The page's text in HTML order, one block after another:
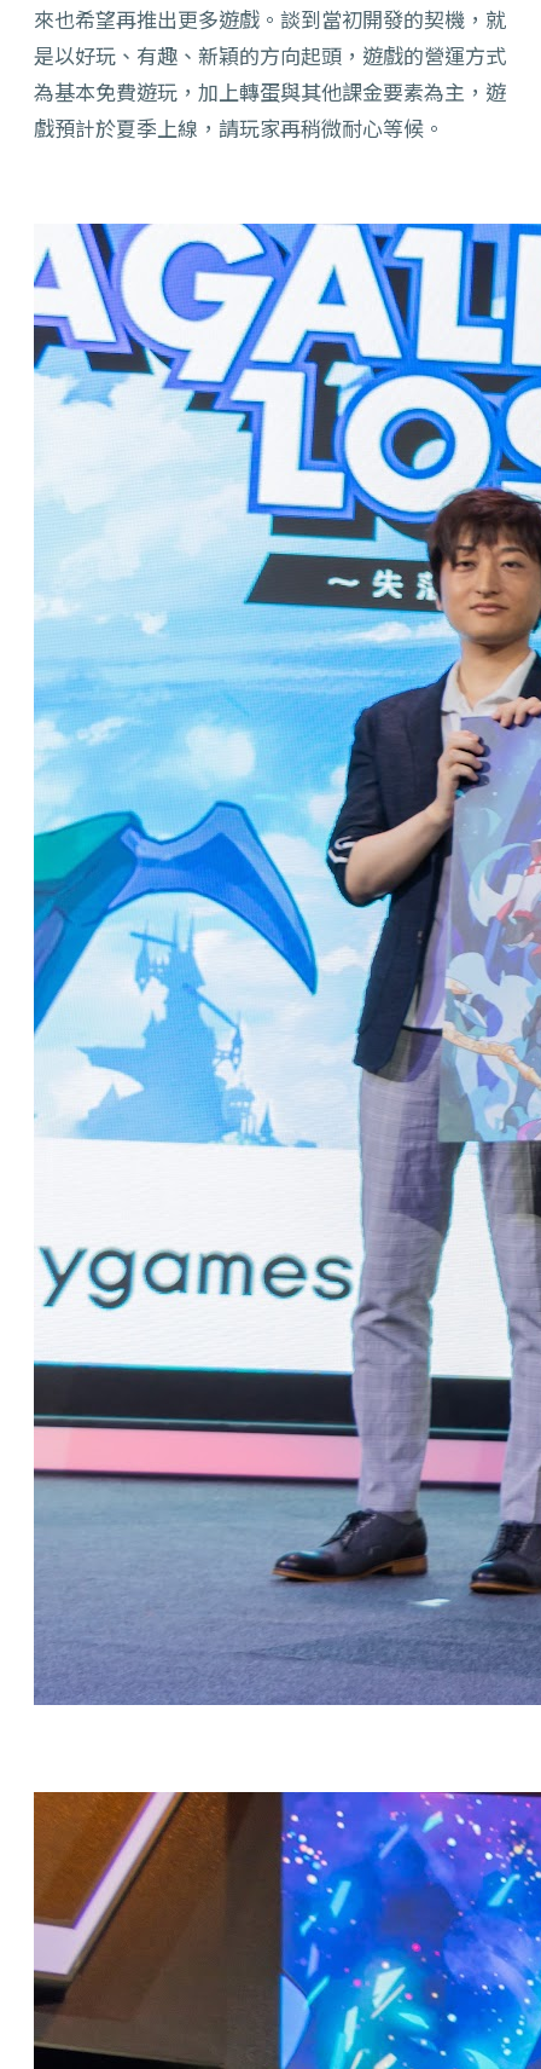
來也希望再推出更多遊戲。談到當初開發的契機，就
是以好玩、有趣、新穎的方向起頭，遊戲的營運方式
為基本免費遊玩，加上轉蛋與其他課金要素為主，遊
戲預計於夏季上線，請玩家再稍微耐心等候。